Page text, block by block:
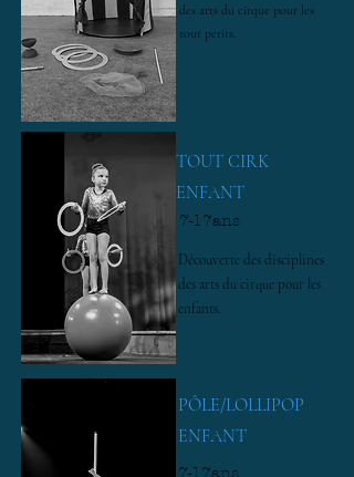
des arts du cirque pour les
tout petits.
TOUT CIRK
ENFANT
7-17ans
Découverte des disciplines
des arts du cirque pour les
enfants.
PÔLE/LOLLIPOP
ENFANT
7-17ans